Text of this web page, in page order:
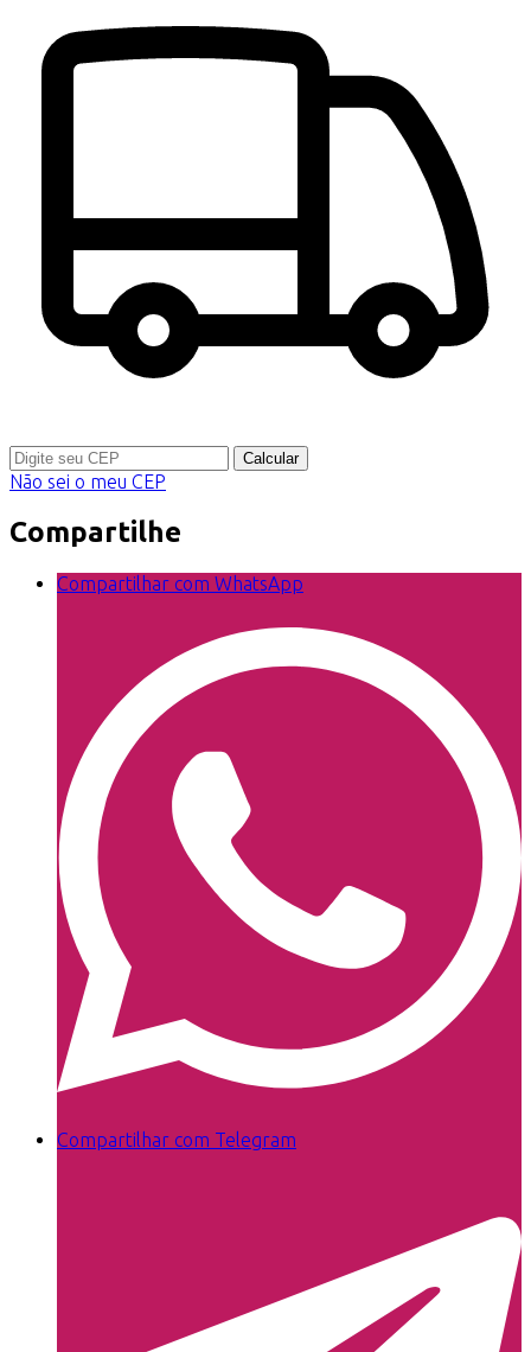
Calcular
Não sei o meu CEP
Compartilhe
Compartilhar com WhatsApp
Compartilhar com Telegram